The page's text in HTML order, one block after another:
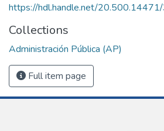
https://hdl.handle.net/
Collections
Administración Pública (AP)
Full item page